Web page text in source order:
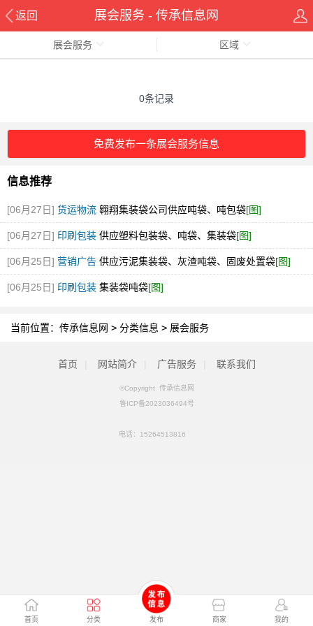
返回 展会服务 - 传承信息网
首页 分类 发布 商家 我的
展会服务 区域
0条记录
免费发布一条展会服务信息
信息推荐
[06月27日] 货运物流 翱翔集装袋公司供应吨袋、吨包袋[图]
[06月27日] 印刷包装 供应塑料包装袋、吨袋、集装袋[图]
[06月25日] 营销广告 供应污泥集装袋、灰渣吨袋、固废处置袋[图]
[06月25日] 印刷包装 集装袋吨袋[图]
当前位置： 传承信息网 > 分类信息 > 展会服务
首页 网站简介 广告服务 联系我们
©Copyright 传承信息网
鲁ICP备2023036494号
电话： 15264513816